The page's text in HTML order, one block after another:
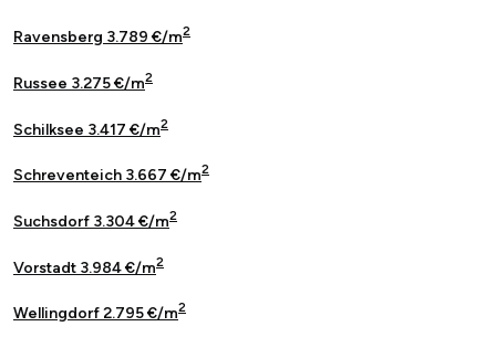
Ravensberg 3.789 €/m2
Russee 3.275 €/m2
Schilksee 3.417 €/m2
Schreventeich 3.667 €/m2
Suchsdorf 3.304 €/m2
Vorstadt 3.984 €/m2
Wellingdorf 2.795 €/m2